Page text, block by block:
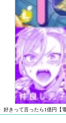
好きって言ったら1億円【